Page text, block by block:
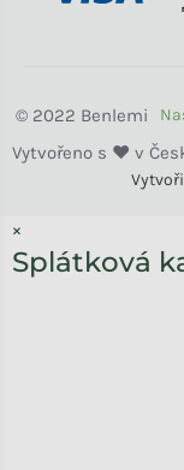
Benlemi
×
Splátková